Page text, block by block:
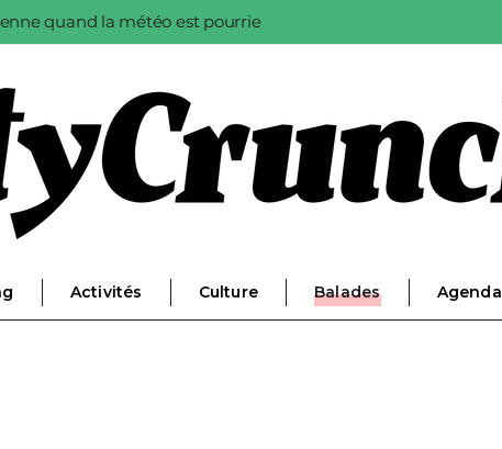
quand la météo est pourrie
Activités Culture Balades Agenda